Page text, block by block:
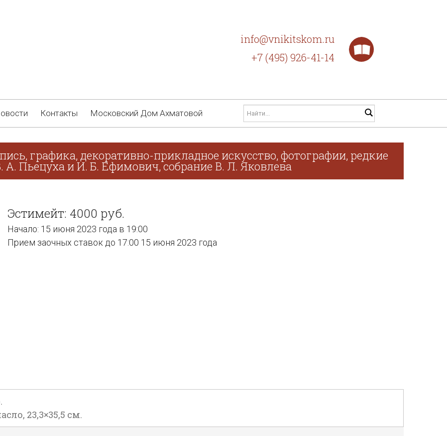
info@vnikitskom.ru
+7 (495) 926-41-14
Контакты Московский Дом Ахматовой
графика, декоративно-прикладное искусство, фотографии, редкие
А. Пьецуха и И. Б. Ефимович, собрание В. Л. Яковлева
Эстимейт: 4000 руб.
Начало: 15 июня 2023 года в 19:00
Прием заочных ставок до 17:00 15 июня 2023 года
23,3×35,5 см.